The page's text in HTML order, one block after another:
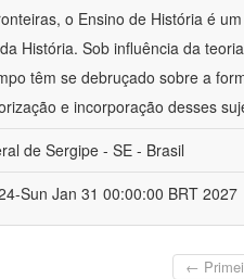
o Ensino de História é
História. Sob influência da
têm se debruçado sobre a
e incorporação desses
de Sergipe - SE - Brasil
Sun Jan 31 00:00:00 BRT 2027
←